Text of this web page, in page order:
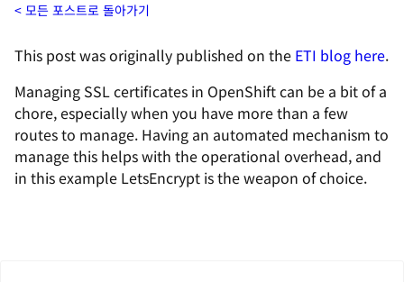
모든 포스트로 돌아가기
This post was originally published on the ETI blog here.
Managing SSL certificates in OpenShift can be a bit of a
chore, especially when you have more than a few
routes to manage. Having an automated mechanism to
manage this helps with the operational overhead, and
in this example LetsEncrypt is the weapon of choice.